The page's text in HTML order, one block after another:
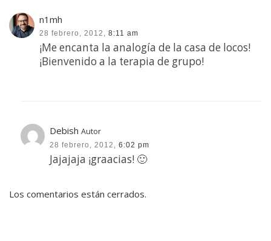
n1mh
28 febrero, 2012, 8:11 am
¡Me encanta la analogía de la casa de locos!
¡Bienvenido a la terapia de grupo!
Debish Autor
28 febrero, 2012, 6:02 pm
Jajajaja ¡graacias! 🙂
Los comentarios están cerrados.